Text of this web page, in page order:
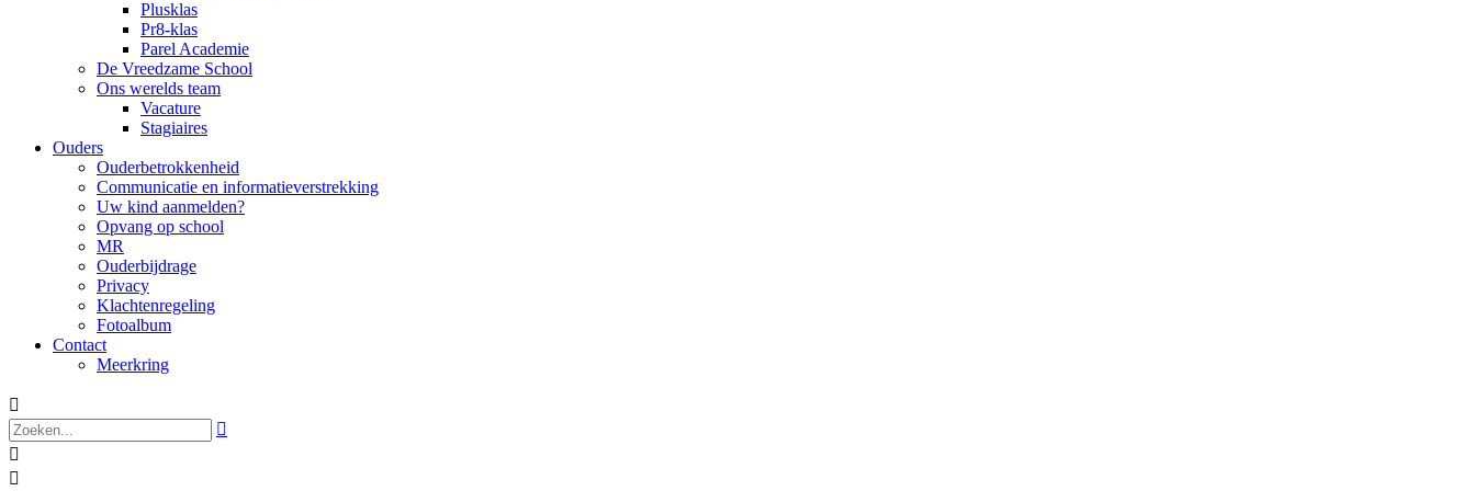
Plusklas
Pr8-klas
Parel Academie
De Vreedzame School
Ons werelds team
Vacature
Stagiaires
Ouders
Ouderbetrokkenheid
Communicatie en informatieverstrekking
Uw kind aanmelden?
Opvang op school
MR
Ouderbijdrage
Privacy
Klachtenregeling
Fotoalbum
Contact
Meerkring



